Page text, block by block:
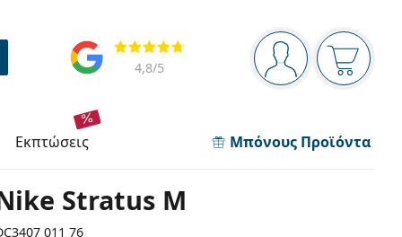
Πίνακας πλοήγησης
Είστε
Το
Αξιολογήσεις
4,8/5
εκπτώσεις Μπόνους Προϊόντα
Stratus M
011 76